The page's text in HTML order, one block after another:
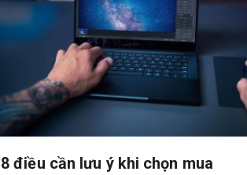
8 điều cần lưu ý khi chọn mua